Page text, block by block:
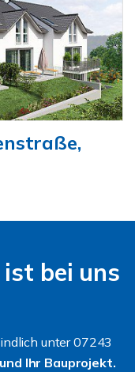
bei uns
unter 07243
Ihr Bauprojekt.